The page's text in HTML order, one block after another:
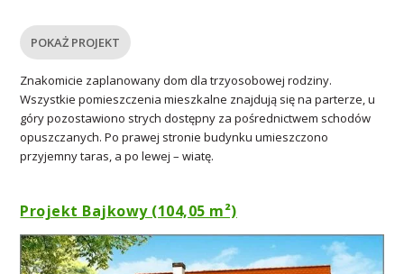
POKAŻ PROJEKT
Znakomicie zaplanowany dom dla trzyosobowej rodziny.
Wszystkie pomieszczenia mieszkalne znajdują się na parterze, u
góry pozostawiono strych dostępny za pośrednictwem schodów
opuszczanych. Po prawej stronie budynku umieszczono
przyjemny taras, a po lewej – wiatę.
Projekt Bajkowy (104,05 m²)